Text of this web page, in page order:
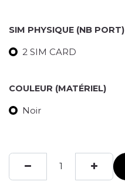
SIM PHYSIQUE (NB PORT)
2 SIM CARD
COULEUR (MATÉRIEL)
Noir